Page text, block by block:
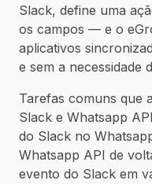
Slack, define uma
os campos — e o
aplicativos
e sem a necessidade
Tarefas comuns que
Slack e Whatsapp
do Slack no
Whatsapp API de
evento do Slack em